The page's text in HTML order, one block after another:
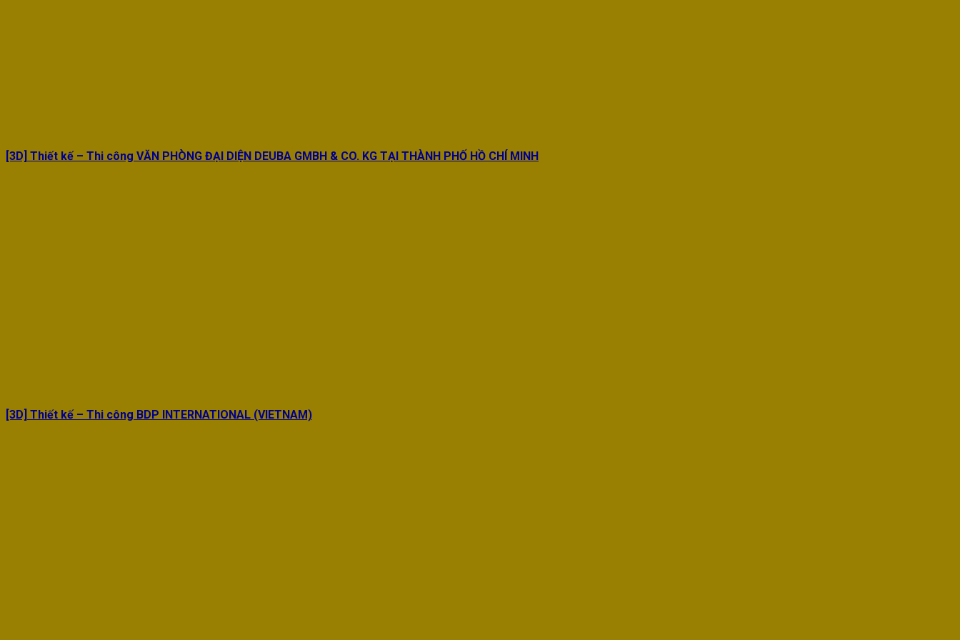
[3D] Thiết kế – Thi công VĂN PHÒNG ĐẠI DIỆN DEUBA GMBH & CO. KG TẠI THÀNH PHỐ HỒ CHÍ MINH
[3D] Thiết kế – Thi công BDP INTERNATIONAL (VIETNAM)